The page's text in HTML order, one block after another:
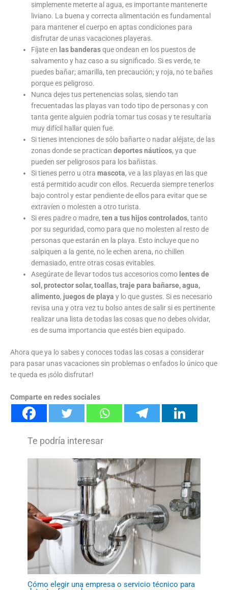
simplemente meterte al agua, es importante mantenerte
liviano. La buena y correcta alimentación es fundamental
para mantener el cuerpo en aptas condiciones para
disfrutar de unas vacaciones playeras.
Fíjate en las banderasque ondean en los puestos de
salvamento y haz caso a su significado. Si es verde, te
puedes bañar; amarilla, ten precaución; y roja, no te bañes
porque es peligroso.
Nunca dejes tus pertenencias solas, siendo tan
frecuentadas las playas van todo tipo de personas y con
tanta gente alguien podría tomar tus cosas y te resultaría
muy difícil hallar quien fue.
Si tienes intenciones de sólo bañarte o nadar aléjate, de las
zonas donde se practicandeportes náuticos, ya que
pueden ser peligrosos para los bañistas.
Si tienes perro u otramascota, ve a las playas en las que
está permitido acudir con ellos. Recuerda siempre tenerlos
bajo control y estar pendiente de ellos para evitar que se
extravíen o molesten a otro turista.
Si eres padre o madre,ten a tus hijos controlados, tanto
por su seguridad, como para que no molesten al resto de
personas que estarán en la playa. Esto incluye que no
salpiquen a la gente, no le echen arena, no chillen
demasiado, entre otras cosas evitables.
Asegúrate de llevar todos tus accesorios como lentes de
sol, protector solar, toallas, traje para bañarse, agua,
alimento, juegos de playa y lo que gustes. Si es necesario
revisa una y otra vez tu bolso antes de salir si es pertinente
realizar una lista de todas las cosas que no debes olvidar,
es de suma importancia que estés bien equipado.
Ahora que ya lo sabes y conoces todas las cosas a considerar
para pasar unas vacaciones sin problemas o enfados lo único que
te queda es ¡sólo disfrutar!
Comparte en redes sociales
Cómo elegir una empresa o servicio técnico para